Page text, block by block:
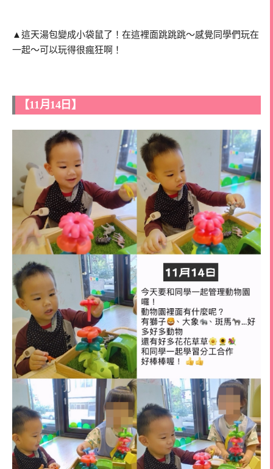
▲這天湯包變成小袋鼠了！在這裡面跳跳跳～感覺同學們玩在
一起～可以玩得很瘋狂啊！
【11月14日】